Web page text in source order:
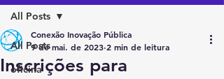
All Posts
oficina
All Posts
Inscrições para
Conexão Inovação Pública
9 de mai. de 2023 2 min de leitura